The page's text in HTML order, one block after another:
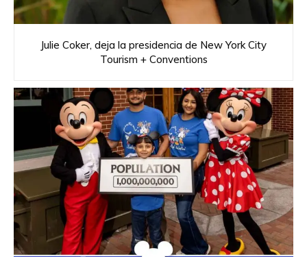
Julie Coker, deja la presidencia de New York City
Tourism + Conventions